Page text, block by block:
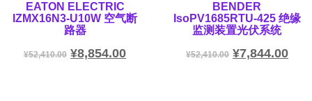
EATON ELECTRIC
IZMX16N3-U10W 空气断
路器
¥52,410.00 ¥8,854.00
BENDER
IsoPV1685RTU-425 绝缘
监测装置光伏系统
¥52,410.00 ¥7,844.00